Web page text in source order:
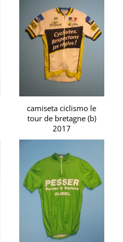
camiseta ciclismo le
tour de bretagne (b)
2017